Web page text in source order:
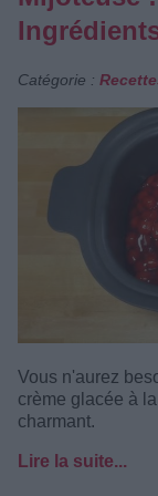
Catégorie :
Vous n'aurez
crème glacée à
charmant.
Lire la suite...